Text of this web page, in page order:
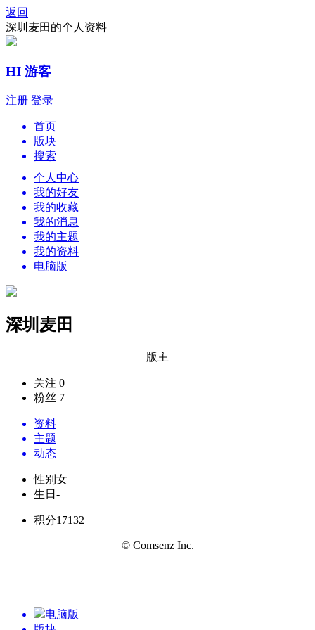
返回
深圳麦田的个人资料
HI 游客
注册 登录
首页
版块
搜索
个人中心
我的好友
我的收藏
我的消息
我的主题
我的资料
电脑版
深圳麦田
版主
关注 0
粉丝 7
资料
主题
动态
性别 女
生日 -
积分17132
© Comsenz Inc.
电脑版